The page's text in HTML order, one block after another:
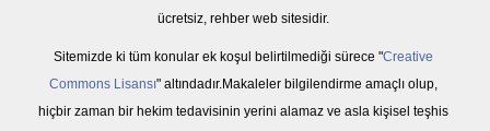
ücretsiz, rehber web sitesidir.
Sitemizde ki tüm konular ek koşul belirtilmediği sürece "Creative
Commons Lisansı" altındadır.Makaleler bilgilendirme amaçlı olup,
hiçbir zaman bir hekim tedavisinin yerini alamaz ve asla kişisel teşhis